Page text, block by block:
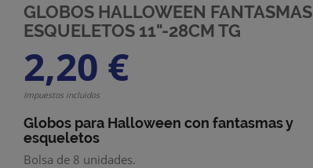
GLOBOS HALLOWEEN FANTASMAS
ESQUELETOS 11"-28CM TG
2,20 €
Impuestos incluidos
Globos para Halloween con fantasmas y
esqueletos
Bolsa de 8 unidades.